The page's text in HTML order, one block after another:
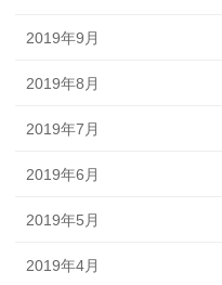
2019年9月
2019年8月
2019年7月
2019年6月
2019年5月
2019年4月